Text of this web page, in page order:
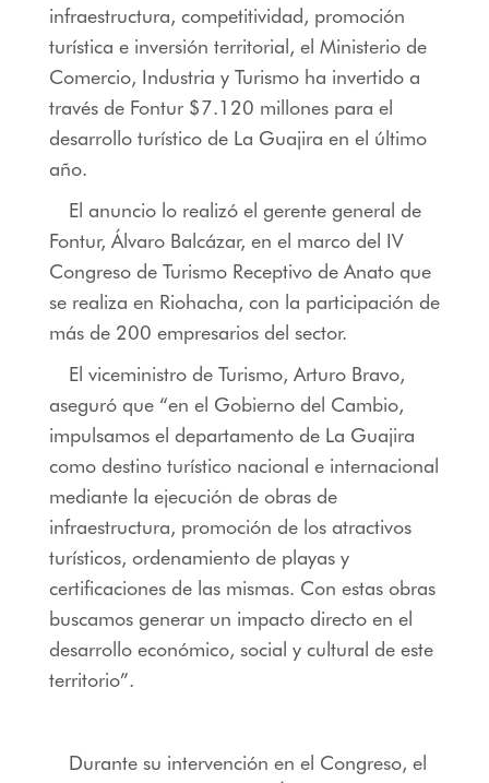
infraestructura, competitividad, promoción
turística e inversión territorial, el Ministerio de
Comercio, Industria y Turismo ha invertido a
través de Fontur $7.120 millones para el
desarrollo turístico de La Guajira en el último
año.
El anuncio lo realizó el gerente general de
Fontur, Álvaro Balcázar, en el marco del IV
Congreso de Turismo Receptivo de Anato que
se realiza en Riohacha, con la participación de
más de 200 empresarios del sector.
El viceministro de Turismo, Arturo Bravo,
aseguró que “en el Gobierno del Cambio,
impulsamos el departamento de La Guajira
como destino turístico nacional e internacional
mediante la ejecución de obras de
infraestructura, promoción de los atractivos
turísticos, ordenamiento de playas y
certificaciones de las mismas. Con estas obras
buscamos generar un impacto directo en el
desarrollo económico, social y cultural de este
territorio”.
Durante su intervención en el Congreso, el